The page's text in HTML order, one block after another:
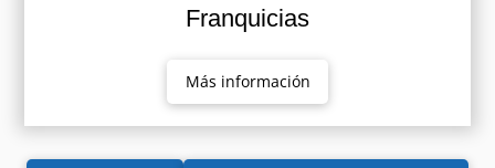
Franquicias
Más información